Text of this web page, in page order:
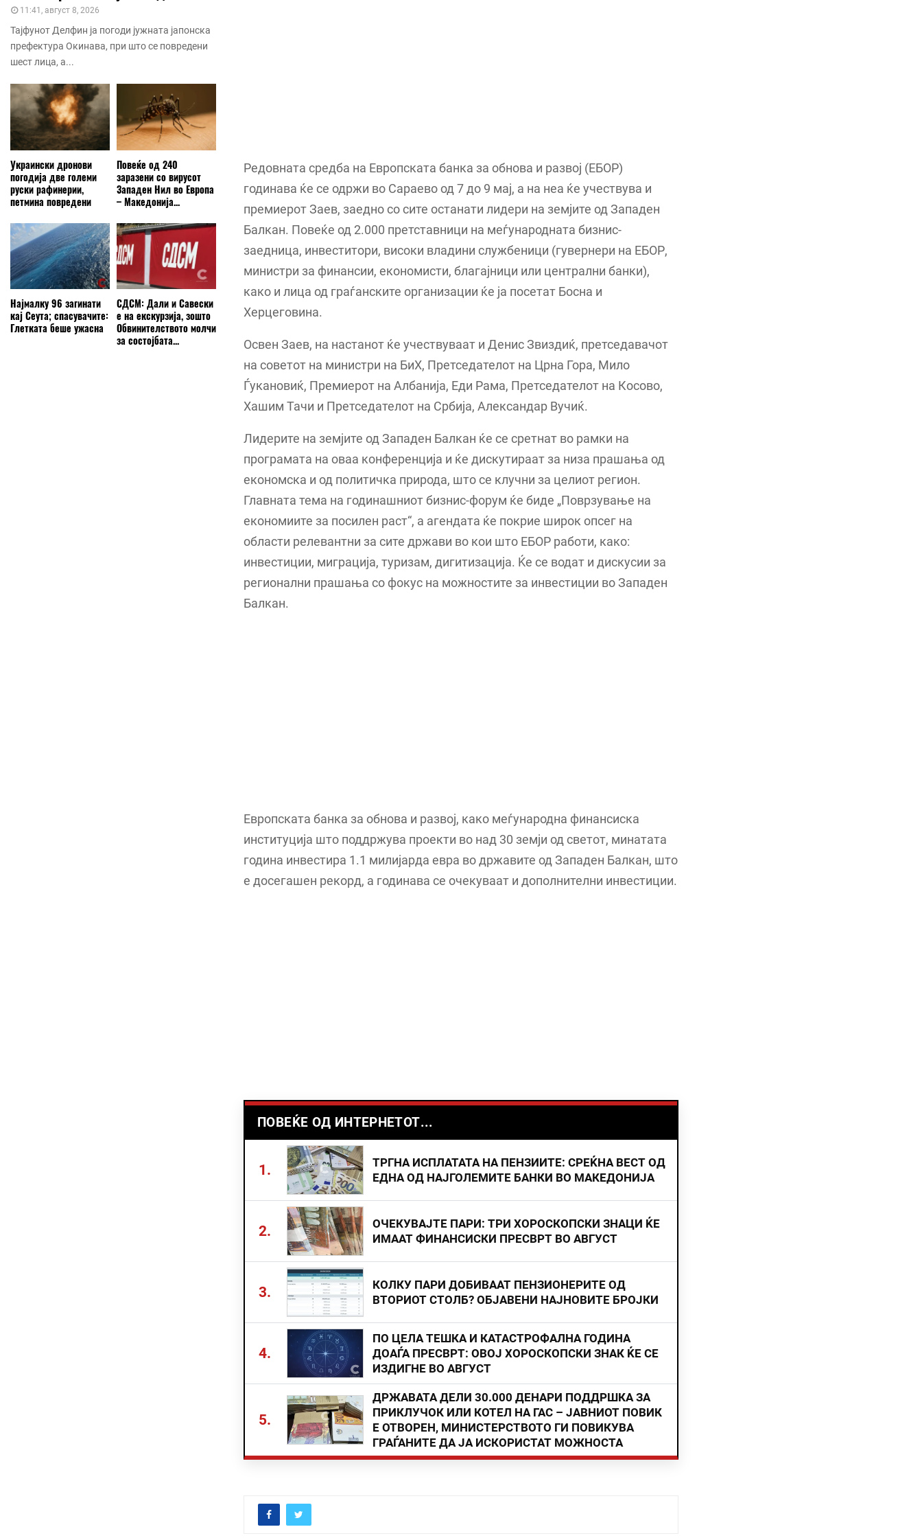
Редовната средба на Европската банка за обнова и развој (ЕБОР)
годинава ќе се одржи во Сараево од 7 до 9 мај, а на неа ќе учествува и
премиерот Заев, заедно со сите останати лидери на земјите од Западен
Балкан. Повеќе од 2.000 претставници на меѓународната бизнис-
заедница, инвеститори, високи владини службеници (гувернери на ЕБОР,
министри за финансии, економисти, благајници или централни банки),
како и лица од граѓанските организации ќе ја посетат Босна и
Херцеговина.
Освен Заев, на настанот ќе учествуваат и Денис Звиздиќ, претседавачот
на советот на министри на БиХ, Претседателот на Црна Гора, Мило
Ѓукановиќ, Премиерот на Албанија, Еди Рама, Претседателот на Косово,
Хашим Тачи и Претседателот на Србија, Александар Вучиќ.
Лидерите на земјите од Западен Балкан ќе се сретнат во рамки на
програмата на оваа конференција и ќе дискутираат за низа прашања од
економска и од политичка природа, што се клучни за целиот регион.
Главната тема на годинашниот бизнис-форум ќе биде „Поврзување на
економиите за посилен раст“, а агендата ќе покрие широк опсег на
области релевантни за сите држави во кои што ЕБОР работи, како:
инвестиции, миграција, туризам, дигитизација. Ќе се водат и дискусии за
регионални прашања со фокус на можностите за инвестиции во Западен
Балкан.
Европската банка за обнова и развој, како меѓународна финансиска
институција што поддржува проекти во над 30 земји од светот, минатата
година инвестира 1.1 милијарда евра во државите од Западен Балкан, што
е досегашен рекорд, а годинава се очекуваат и дополнителни инвестиции.
ПОВЕЌЕ ОД ИНТЕРНЕТОТ...
1.
ТРГНА ИСПЛАТАТА НА ПЕНЗИИТЕ: СРЕЌНА ВЕСТ ОД
ЕДНА ОД НАЈГОЛЕМИТЕ БАНКИ ВО МАКЕДОНИЈА
2.
ОЧЕКУВАЈТЕ ПАРИ: ТРИ ХОРОСКОПСКИ ЗНАЦИ ЌЕ
ИМААТ ФИНАНСИСКИ ПРЕСВРТ ВО АВГУСТ
3.
КОЛКУ ПАРИ ДОБИВААТ ПЕНЗИОНЕРИТЕ ОД
ВТОРИОТ СТОЛБ? ОБЈАВЕНИ НАЈНОВИТЕ БРОЈКИ
4.
ПО ЦЕЛА ТЕШКА И КАТАСТРОФАЛНА ГОДИНА
ДОАЃА ПРЕСВРТ: ОВОЈ ХОРОСКОПСКИ ЗНАК ЌЕ СЕ
ИЗДИГНЕ ВО АВГУСТ
5.
ДРЖАВАТА ДЕЛИ 30.000 ДЕНАРИ ПОДДРШКА ЗА
ПРИКЛУЧОК ИЛИ КОТЕЛ НА ГАС – ЈАВНИОТ ПОВИК
Е ОТВОРЕН, МИНИСТЕРСТВОТО ГИ ПОВИКУВА
ГРАЃАНИТЕ ДА ЈА ИСКОРИСТАТ МОЖНОСТА
11:41, август 8, 2026
Тајфунот Делфин ја погоди јужната јапонска
префектура Окинава, при што се повредени
шест лица, а...
Украински дронови
погодија две големи
руски рафинерии,
петмина повредени
Повеќе од 240
заразени со вирусот
Западен Нил во Европа
– Македонија...
Најмалку 96 загинати
кај Сеута; спасувачите:
Глетката беше ужасна
СДСМ: Дали и Савески
е на екскурзија, зошто
Обвинителството молчи
за состојбата...